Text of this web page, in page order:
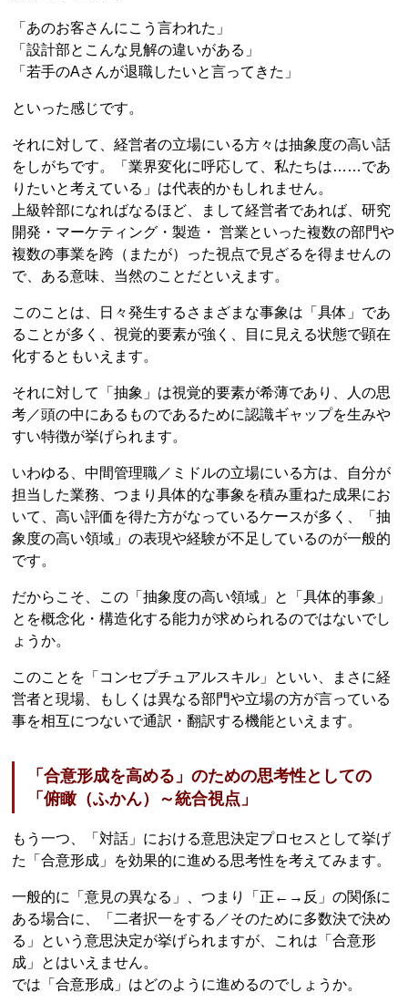
「あのお客さんにこう言われた」
「設計部とこんな見解の違いがある」
「若手のAさんが退職したいと言ってきた」
といった感じです。
それに対して、経営者の立場にいる方々は抽象度の高い話
をしがちです。「業界変化に呼応して、私たちは……であ
りたいと考えている」は代表的かもしれません。
上級幹部になればなるほど、まして経営者であれば、研究
開発・マーケティング・製造・ 営業といった複数の部門や
複数の事業を跨（またが）った視点で見ざるを得ませんの
で、ある意味、当然のことだといえます。
このことは、日々発生するさまざまな事象は「具体」であ
ることが多く、視覚的要素が強く、目に見える状態で顕在
化するともいえます。
それに対して「抽象」は視覚的要素が希薄であり、人の思
考／頭の中にあるものであるために認識ギャップを生みや
すい特徴が挙げられます。
いわゆる、中間管理職／ミドルの立場にいる方は、自分が
担当した業務、つまり具体的な事象を積み重ねた成果にお
いて、高い評価を得た方がなっているケースが多く、「抽
象度の高い領域」の表現や経験が不足しているのが一般的
です。
だからこそ、この「抽象度の高い領域」と「具体的事象」
とを概念化・構造化する能力が求められるのではないでし
ょうか。
このことを「コンセプチュアルスキル」といい、まさに経
営者と現場、もしくは異なる部門や立場の方が言っている
事を相互につないで通訳・翻訳する機能といえます。
「合意形成を高める」のための思考性としての
「俯瞰（ふかん）～統合視点」
もう一つ、「対話」における意思決定プロセスとして挙げ
た「合意形成」を効果的に進める思考性を考えてみます。
一般的に「意見の異なる」、つまり「正←→反」の関係に
ある場合に、「二者択一をする／そのために多数決で決め
る」という意思決定が挙げられますが、これは「合意形
成」とはいえません。
では「合意形成」はどのように進めるのでしょうか。